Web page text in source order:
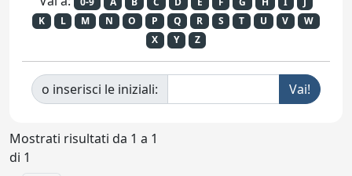
K
L M N O P Q R S T U V
W
X
Y Z
o inserisci le iniziali:
Mostrati risultati da 1 a 1
di 1